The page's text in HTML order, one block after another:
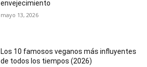
envejecimiento
mayo 13, 2026
Los 10 famosos veganos más influyentes
de todos los tiempos (2026)